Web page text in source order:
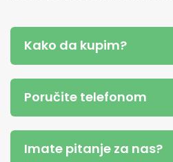
Kako da kupim?
Poručite telefonom
Imate pitanje za nas?